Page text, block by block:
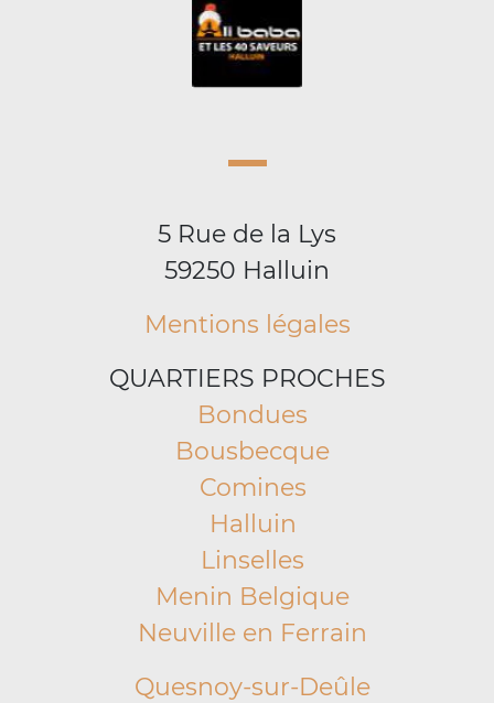
5 Rue de la Lys
59250 Halluin
Mentions légales
QUARTIERS PROCHES
Bondues
Bousbecque
Comines
Halluin
Linselles
Menin Belgique
Neuville en Ferrain
Quesnoy-sur-Deûle